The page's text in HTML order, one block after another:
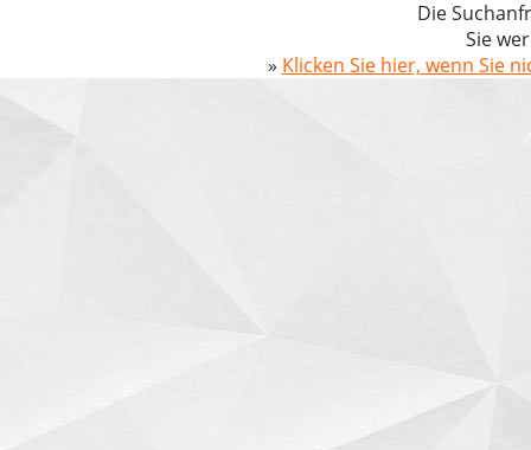
Die
Sie
» Klicken Sie hier, wenn Sie